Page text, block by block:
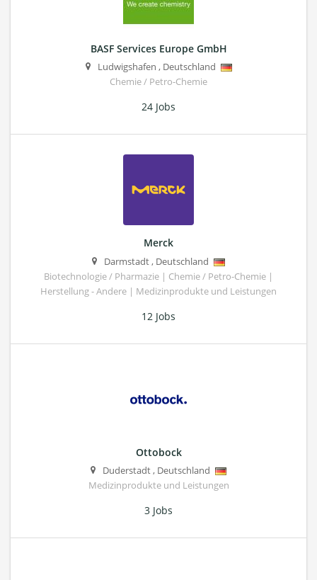
BASF Services Europe GmbH
Ludwigshafen , Deutschland
Chemie / Petro-Chemie
24 Jobs
Merck
Darmstadt, Deutschland
Biotechnologie / Pharmazie | Chemie / Petro-Chemie |
Herstellung - Andere | Medizinprodukte und Leistungen
12 Jobs
Ottobock
Duderstadt, Deutschland
Medizinprodukte und Leistungen
3 Jobs